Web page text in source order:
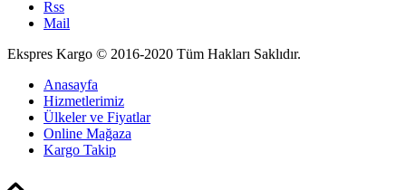
Rss
Mail
Ekspres Kargo © 2016-2020 Tüm Hakları Saklıdır.
Anasayfa
Hizmetlerimiz
Ülkeler ve Fiyatlar
Online Mağaza
Kargo Takip